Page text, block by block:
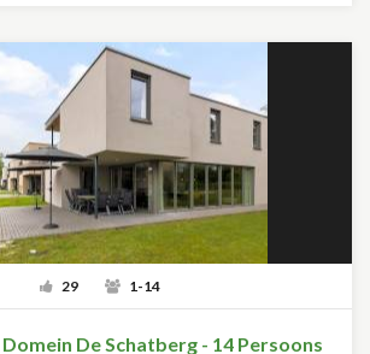
29 1-14
De Schatberg - 14 Persoons